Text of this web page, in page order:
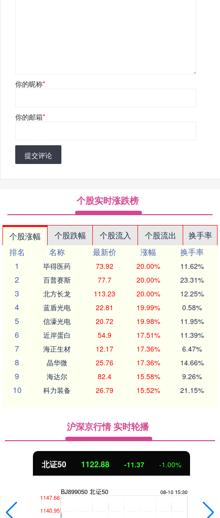
你的昵称*
你的邮箱*
提交评论
个股实时涨跌榜
个股涨幅 个股跌幅 个股流入 个股流出
换手率
排名
名称 最新价 涨幅
换手率
1
毕得医药 73.92 20.00% 11.62%
2 百普赛斯 77.7 20.00% 23.31%
3 北方长龙 113.23 20.00% 12.25%
4 蓝盾光电 22.81 19.99% 0.58%
5 信濠光电 20.72 19.98% 11.95%
6 近岸蛋白 54.9 17.51% 11.39%
7 海正生材 12.17 17.36% 6.47%
8 晶华微 25.76 17.36% 14.66%
9 海达尔 82.4 15.58% 9.26%
10 科力装备 26.79 15.52% 21.15%
沪深京行情 实时轮播
北证50 1122.88 -11.37 -1.00%